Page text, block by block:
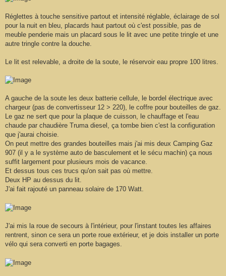
Réglettes à touche sensitive partout et intensité réglable, éclairage de sol
pour la nuit en bleu, placards haut partout où c'est possible, pas de
meuble penderie mais un placard sous le lit avec une petite tringle et une
autre tringle contre la douche.
Le lit est relevable, a droite de la soute, le réservoir eau propre 100 litres.
A gauche de la soute les deux batterie cellule, le bordel électrique avec
chargeur (pas de convertisseur 12 > 220), le coffre pour bouteilles de gaz.
Le gaz ne sert que pour la plaque de cuisson, le chauffage et l'eau
chaude par chaudière Truma diesel, ça tombe bien c'est la configuration
que j'aurai choisie.
On peut mettre des grandes bouteilles mais j'ai mis deux Camping Gaz
907 (il y a le système auto de basculement et le sécu machin) ça nous
suffit largement pour plusieurs mois de vacance.
Et dessus tous ces trucs qu'on sait pas où mettre.
Deux HP au dessus du lit.
J'ai fait rajouté un panneau solaire de 170 Watt.
J'ai mis la roue de secours à l'intérieur, pour l'instant toutes les affaires
rentrent, sinon ce sera un porte roue extérieur, et je dois installer un porte
vélo qui sera converti en porte bagages.